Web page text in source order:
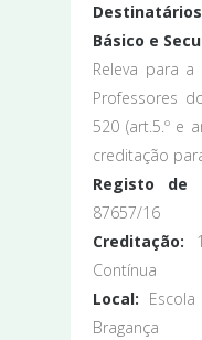
Destinatários
Básico e
Releva para
Professores
520 (art.5.º e
creditação
Registo de
87657/16
Creditação:
Contínua
Local:
Bragança